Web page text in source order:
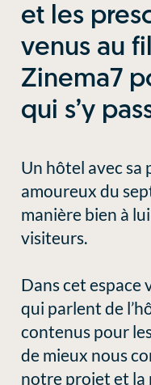
et les
venus au
Zinema7
qui s’y
Un hôtel avec
amoureux du
manière bien à
visiteurs.
Dans cet espace
qui parlent de
contenus pour
de mieux nous
notre projet et la